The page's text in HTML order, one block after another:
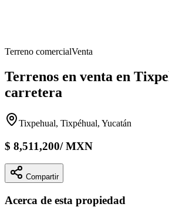
Terreno comercialVenta
Terrenos en venta en
carretera
Tixpehual, Tixpéhual, Yucatán
$ 8,511,200/MXN
Compartir
Acerca de esta propiedad